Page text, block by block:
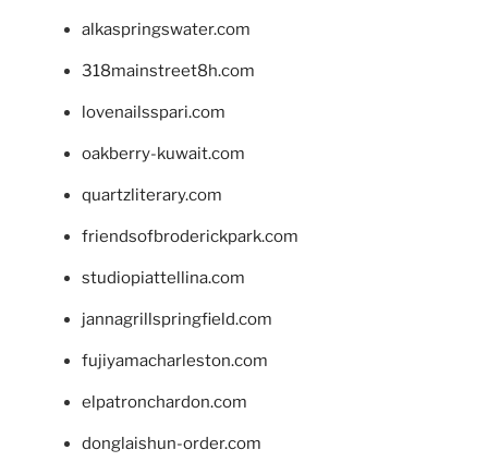
alkaspringswater.com
318mainstreet8h.com
lovenailsspari.com
oakberry-kuwait.com
quartzliterary.com
friendsofbroderickpark.com
studiopiattellina.com
jannagrillspringfield.com
fujiyamacharleston.com
elpatronchardon.com
donglaishun-order.com